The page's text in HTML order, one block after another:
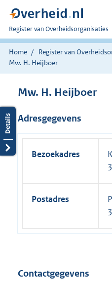
U
bent
nu
hier:
Register van Overheidsorganisaties
Home Register van
Mw. H. Heijboer
Mw. H. Heijboer
Adresgegevens
Bezoekadres
Postadres
Contactgegevens